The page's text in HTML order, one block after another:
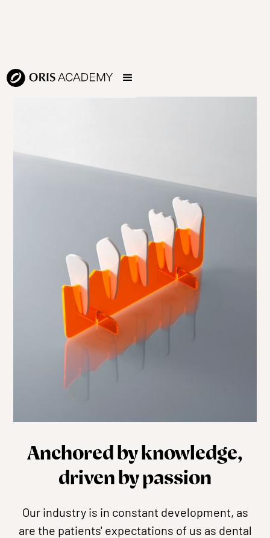
Anchored by knowledge,
driven by passion
Our industry is in constant development, as
are the patients' expectations of us as dental